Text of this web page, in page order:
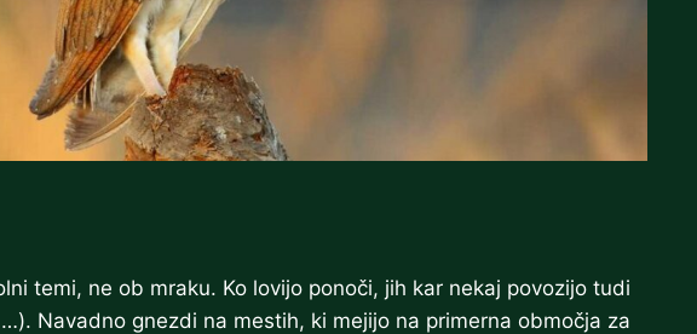
temi, ne ob mraku. Ko lovijo ponoči, jih kar nekaj povozijo tudi
Navadno gnezdi na mestih, ki mejijo na primerna območja za